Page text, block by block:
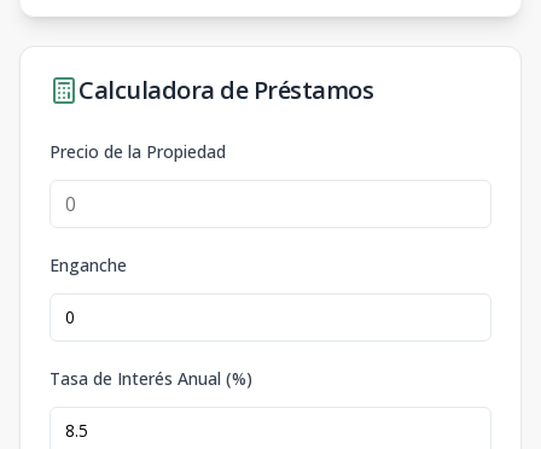
Calculadora de Préstamos
Precio de la Propiedad
Enganche
Tasa de Interés Anual (%)